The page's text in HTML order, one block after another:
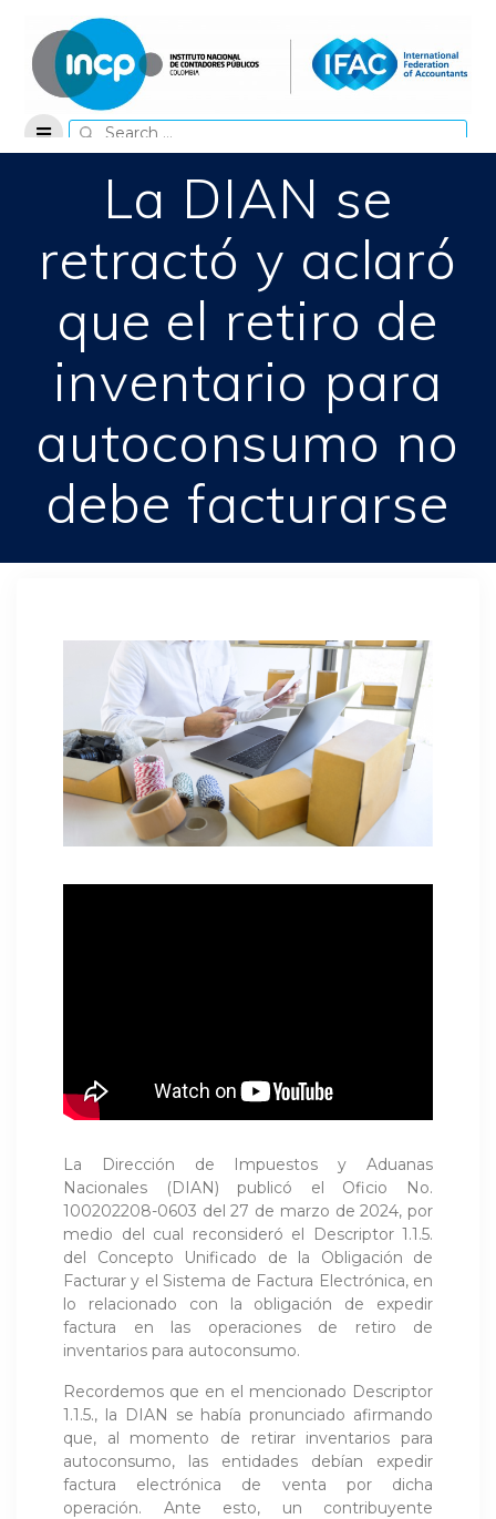
content
Search
for:
La DIAN se
retractó y aclaró
que el retiro de
inventario para
autoconsumo no
debe facturarse
La Dirección de Impuestos y Aduanas
Nacionales (DIAN) publicó el Oficio No.
100202208-0603 del 27 de marzo de 2024, por
medio del cual reconsideró el Descriptor 1.1.5.
del Concepto Unificado de la Obligación de
Facturar y el Sistema de Factura Electrónica, en
lo relacionado con la obligación de expedir
factura en las operaciones de retiro de
inventarios para autoconsumo.
Recordemos que en el mencionado Descriptor
1.1.5., la DIAN se había pronunciado afirmando
que, al momento de retirar inventarios para
autoconsumo, las entidades debían expedir
factura electrónica de venta por dicha
operación. Ante esto, un contribuyente